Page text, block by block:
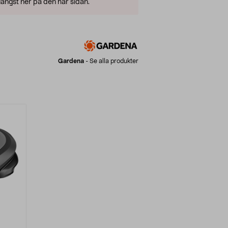
ner på den här sidan.
Gardena - Se alla produkter